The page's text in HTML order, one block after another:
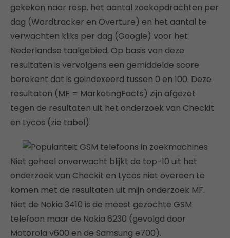
gekeken naar resp. het aantal zoekopdrachten per
dag (Wordtracker en Overture) en het aantal te
verwachten kliks per dag (Google) voor het
Nederlandse taalgebied. Op basis van deze
resultaten is vervolgens een gemiddelde score
berekent dat is geindexeerd tussen 0 en 100. Deze
resultaten (MF = MarketingFacts) zijn afgezet
tegen de resultaten uit het onderzoek van Checkit
en Lycos (zie tabel).
Niet geheel onverwacht blijkt de top-10 uit het
onderzoek van Checkit en Lycos niet overeen te
komen met de resultaten uit mijn onderzoek MF.
Niet de Nokia 3410 is de meest gezochte GSM
telefoon maar de Nokia 6230 (gevolgd door
Motorola v600 en de Samsung e700).